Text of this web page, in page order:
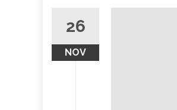
26
NOV